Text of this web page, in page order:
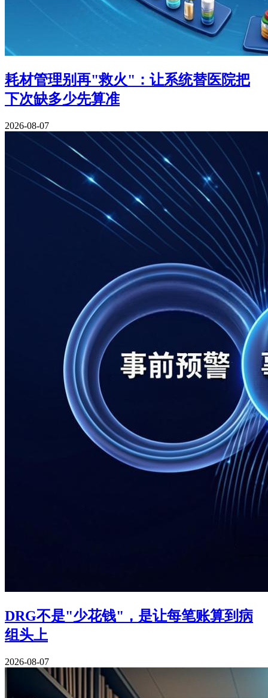
耗材管理别再"救火"：让系统替医院把
下次缺多少先算准
2026-08-07
DRG不是"少花钱"，是让每笔账算到病
组头上
2026-08-07